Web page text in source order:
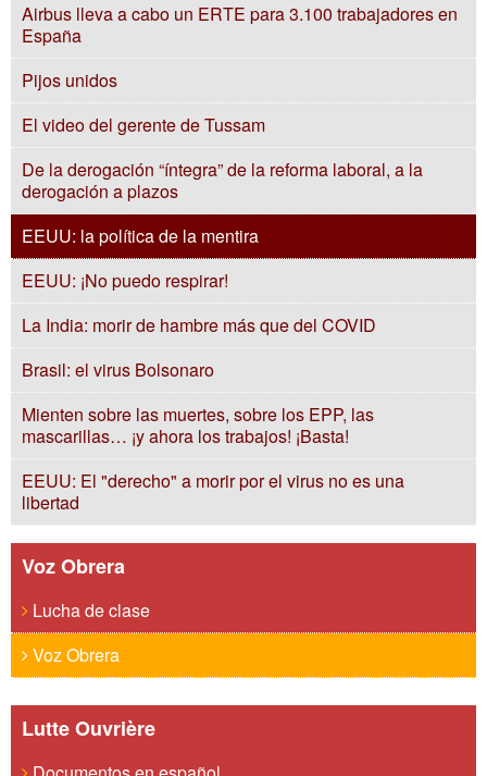
Airbus lleva a cabo un ERTE para 3.100 trabajadores en
España
Pijos unidos
El video del gerente de Tussam
De la derogación “íntegra” de la reforma laboral, a la
derogación a plazos
EEUU: la política de la mentira
EEUU: ¡No puedo respirar!
La India: morir de hambre más que del COVID
Brasil: el virus Bolsonaro
Mienten sobre las muertes, sobre los EPP, las
mascarillas… ¡y ahora los trabajos! ¡Basta!
EEUU: El "derecho" a morir por el virus no es una
libertad
Voz Obrera
Lucha de clase
Voz Obrera
Lutte Ouvrière